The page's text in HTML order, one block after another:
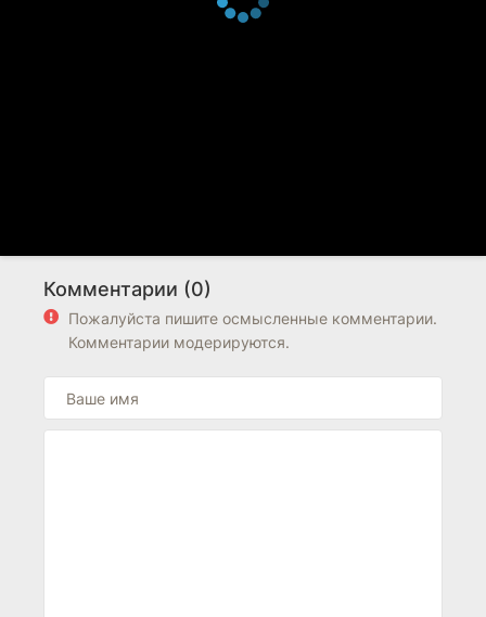
Комментарии (0)
Пожалуйста пишите осмысленные комментарии.
Комментарии модерируются.